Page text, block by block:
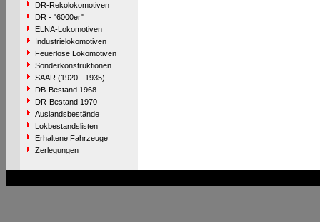
DR-Rekolokomotiven
DR - "6000er"
ELNA-Lokomotiven
Industrielokomotiven
Feuerlose Lokomotiven
Sonderkonstruktionen
SAAR (1920 - 1935)
DB-Bestand 1968
DR-Bestand 1970
Auslandsbestände
Lokbestandslisten
Erhaltene Fahrzeuge
Zerlegungen